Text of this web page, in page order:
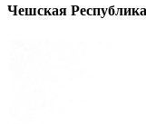
Чешская Республика